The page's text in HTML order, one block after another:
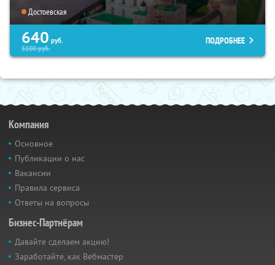
Достоевская
640 руб.
5100руб.
ПОДРОБНЕЕ
Компания
Основное
Публикации о нас
Вакансии
Правила сервиса
Ответы на вопросы
Бизнес-Партнёрам
Давайте сделаем акцию!
Заработайте, как Вебмастер